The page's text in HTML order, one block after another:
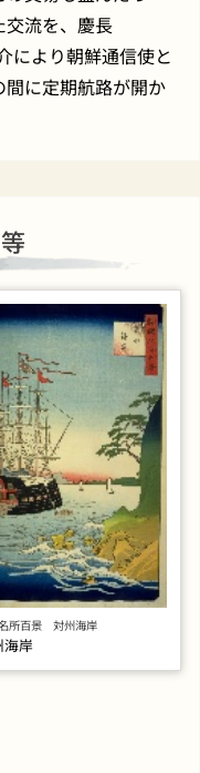
交流を、慶長
により朝鮮通信使と
に定期航路が開か
所百景 対州海岸
海岸